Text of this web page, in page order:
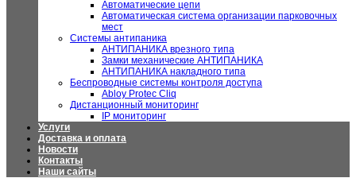
Автоматические цепи
Автоматическая система организации парковочных
мест
Системы антипаника
АНТИПАНИКА врезного типа
Замки механические АНТИПАНИКА
АНТИПАНИКА накладного типа
Беспроводные системы контроля доступа
Abloy Protec Cliq
Дистанционный мониторинг
IP мониторинг
Услуги
Доставка и оплата
Новости
Контакты
Наши сайты